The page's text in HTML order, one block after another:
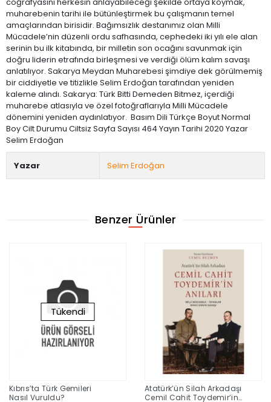
muharebenin tarihi ile bütünleştirmek bu çalışmanın temel
amaçlarından birisidir. Bağımsızlık destanımız olan Milli
Mücadele’nin düzenli ordu safhasında, cephedeki iki yılı ele alan
serinin bu ilk kitabında, bir milletin son ocağını savunmak için
doğru liderin etrafında birleşmesi ve verdiği ölüm kalım savaşı
anlatılıyor. Sakarya Meydan Muharebesi şimdiye dek görülmemiş
bir ciddiyetle ve titizlikle Selim Erdoğan tarafından yeniden
kaleme alındı. Sakarya: Türk Bitti Demeden Bitmez, içerdiği
muharebe atlasıyla ve özel fotoğraflarıyla Milli Mücadele
dönemini yeniden aydınlatıyor. Basım Dili Türkçe Boyut Normal
Boy Cilt Durumu Ciltsiz Sayfa Sayısı 464 Yayın Tarihi 2020 Yazar
Selim Erdoğan
Yazar Selim Erdoğan
Benzer Ürünler
Tükendi
Kıbrıs’ta Türk Gemileri
Nasıl Vuruldu?
Atatürk’ün Silah Arkadaşı
Cemil Cahit Toydemir’in